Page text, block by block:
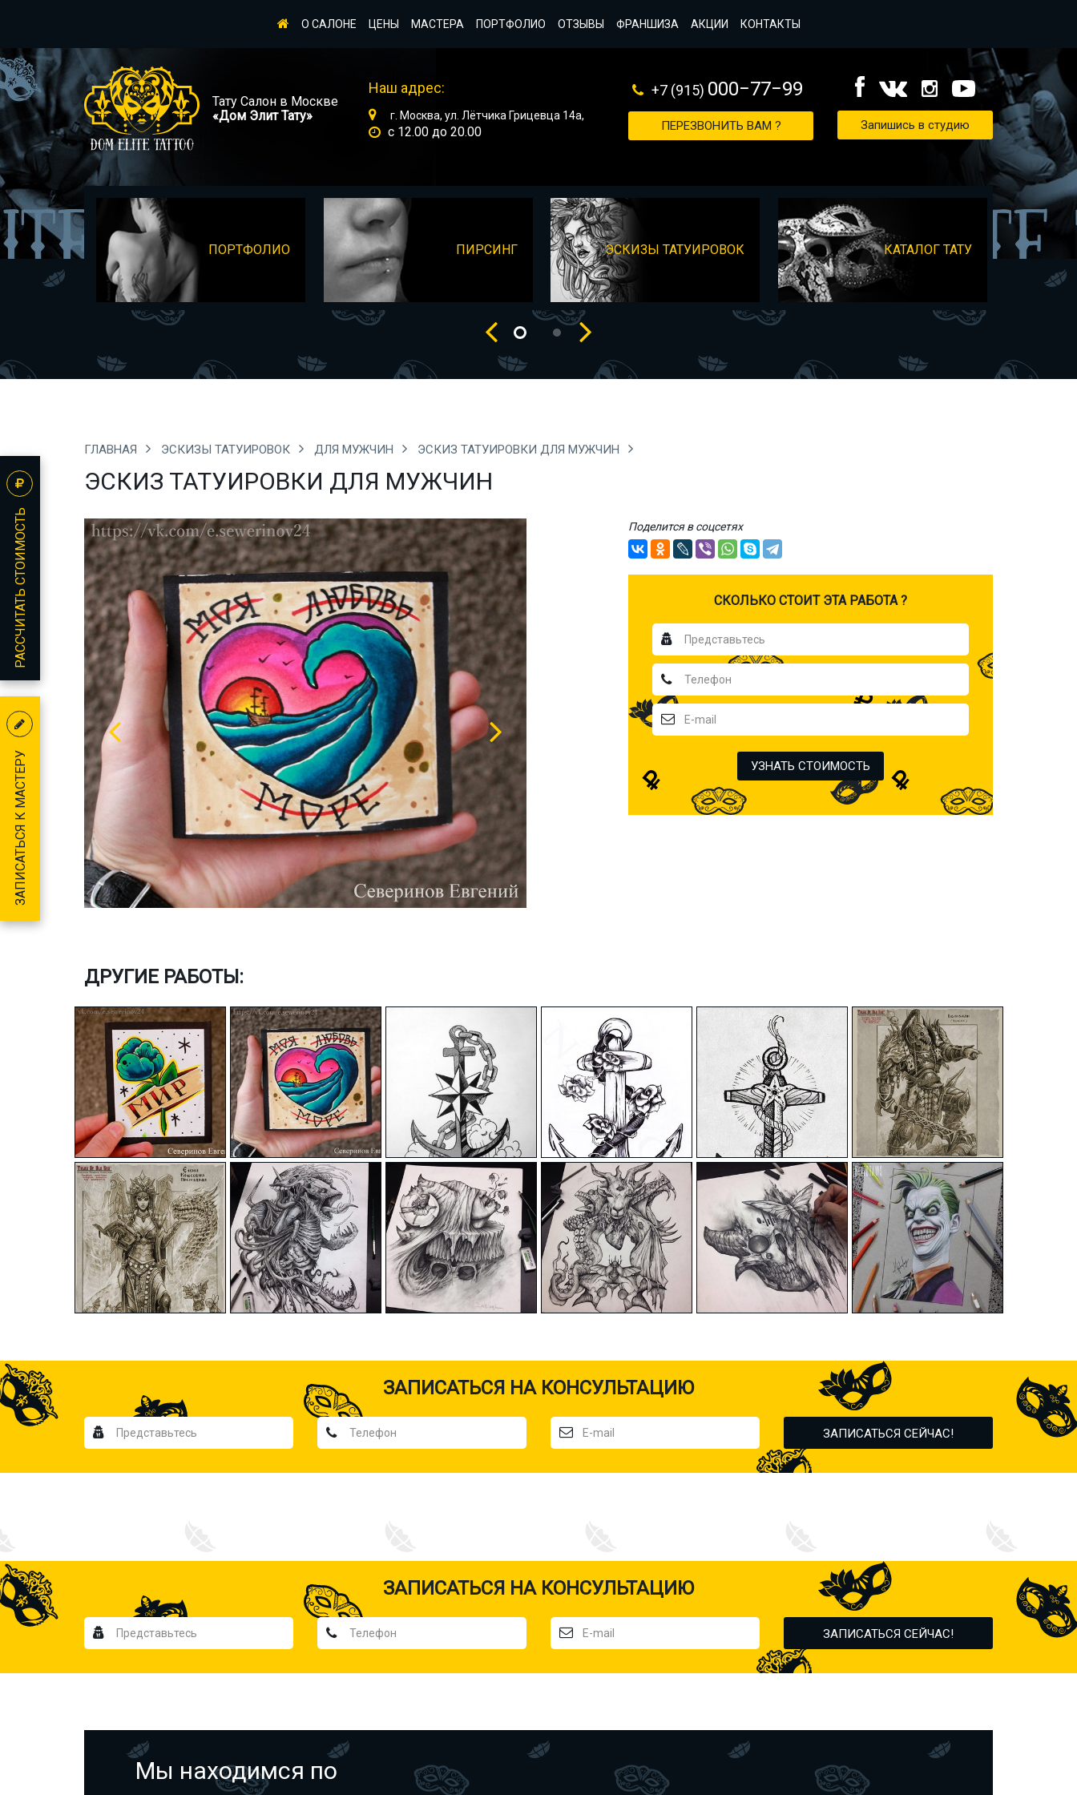
О САЛОНЕ ЦЕНЫ МАСТЕРА ПОРТФОЛИО ОТЗЫВЫ ФРАНШИЗА АКЦИИ КОНТАКТЫ
Тату Салон в Москве
«Дом Элит Тату»
Наш адрес:
г. Москва, ул. Лётчика Грицевца 14а,
с 12.00 до 20.00
+7 (915) 000−77−99
ПЕРЕЗВОНИТЬ ВАМ ? Запишись в студию
ПОРТФОЛИО ПИРСИНГ ЭСКИЗЫ ТАТУИРОВОК КАТАЛОГ ТАТУ
ГЛАВНАЯ ЭСКИЗЫ ТАТУИРОВОК ДЛЯ МУЖЧИН ЭСКИЗ ТАТУИРОВКИ ДЛЯ МУЖЧИН
ЭСКИЗ ТАТУИРОВКИ ДЛЯ МУЖЧИН
Поделится в соцсетях
CКОЛЬКО СТОИТ ЭТА РАБОТА ?
УЗНАТЬ СТОИМОСТЬ
ДРУГИЕ РАБОТЫ:
ЗАПИСАТЬСЯ НА КОНСУЛЬТАЦИЮ
ЗАПИСАТЬСЯ НА КОНСУЛЬТАЦИЮ
Мы находимся по
РАССЧИТАТЬ СТОИМОСТЬ
ЗАПИСАТЬСЯ К МАСТЕРУ